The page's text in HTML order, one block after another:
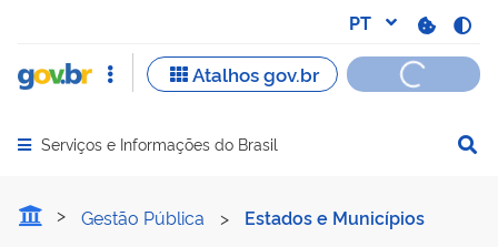
Abrir menu principal de navegação
Serviços e Informações do Brasil
Obter recursos (OGU)
Gestão Pública > Estados e Municípios